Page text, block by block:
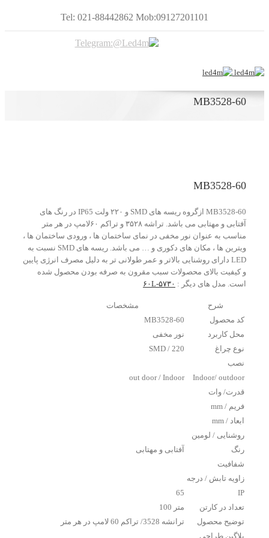
Tel: 021-88442862 Mob:09127201101
MB3528-60
MB3528-60
MB3528-60 ازگروه ریسه های SMD و ۲۲۰ ولت IP65 در رنگ های
آفتابی و مهتابی می باشد. تراشه ۳۵۲۸ و تراکم ۶۰لامپ در هر متر
مناسب به عنوان نور مخفی در نمای ساختمان ها ، ورودی ساختمان ها ،
ویترین ها ، مکان های دکوری و … می باشد. ریسه های SMD نسبت به
LED دارای روشنایی بالاتر و عمر طولانی تر به دلیل مصرف انرژی پایین
و کیفیت بالای محصولات سبب مقرون به صرفه بودن محصول شده
است. مدل های دیگر : ۵۷۳۰-۶۰L
شرح
مشخصات
کد محصول
MB3528-60
محل کاربرد
نور مخفی
نوع چراغ
SMD / 220
نصب
Indoor/ outdoor
out door / Indoor
قدرت/ وات
فریم / mm
ابعاد / mm
روشنایی / لومین
رنگ
آفتابی و مهتابی
شفافیت
زاویه تابش / درجه
IP
65
تعداد در کارتن
متر 100
توضیح محصول
ترانشه 3528/ تراکم 60 لامپ در هر متر
پلاگین طراحی